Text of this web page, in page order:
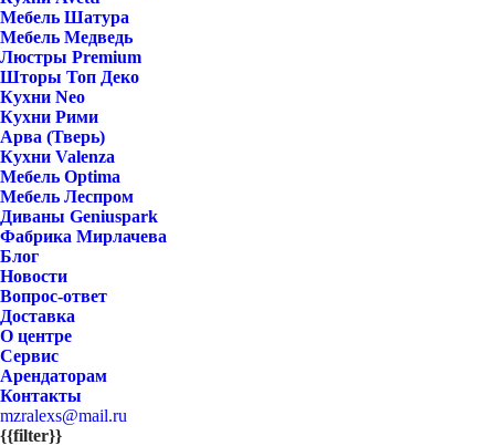
Мебель Шатура
Мебель Медведь
Люстры Premium
Шторы Топ Деко
Кухни Neo
Кухни Рими
Арва (Тверь)
Кухни Valenza
Мебель Optima
Мебель Леспром
Диваны Geniuspark
Фабрика Мирлачева
Блог
Новости
Вопрос-ответ
Доставка
О центре
Сервис
Арендаторам
Контакты
mzralexs@mail.ru
{{filter}}